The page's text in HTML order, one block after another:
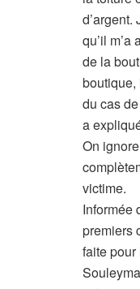
qu’il
de la
boutique,
du cas
a
On
victime.
Informée
premiers
faite pour